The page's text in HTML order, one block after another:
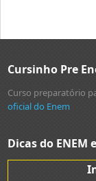
Cursinho Pre
Curso preparatório
oficial do Enem
Dicas do ENEM